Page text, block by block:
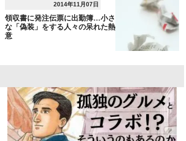
2014年11月07日
領収書に発注伝票に出勤簿…小さ
な「偽装」をする人々の呆れた熱
意